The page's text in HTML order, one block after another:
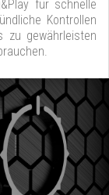
für schnelle
Kontrollen
zu gewährleisten